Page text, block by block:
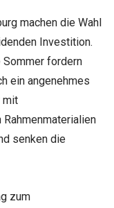
machen die Wahl
Investition.
Sommer fordern
ein angenehmes
mit
senken die
zum